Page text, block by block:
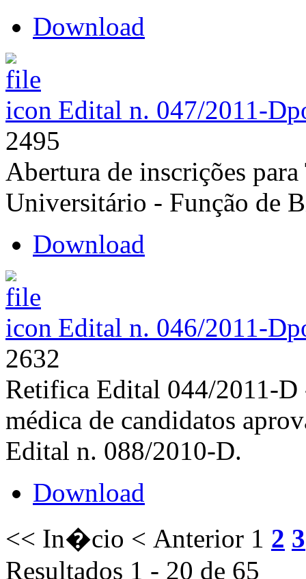
Download
Edital n. 047/2011-D
2495
Abertura de inscrições
Universitário - Função de
Download
Edital n. 046/2011-D
2632
Retifica Edital 044/2011-D
médica de candidatos
Edital n. 088/2010-D.
Download
<< In�cio < Anterior 1 2 3
Resultados 1 - 20 de 65